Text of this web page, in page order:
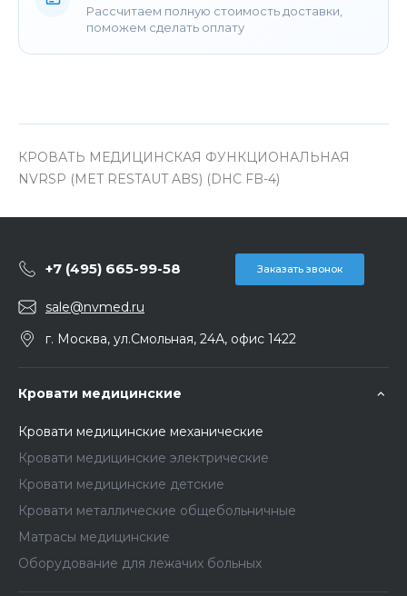
Рассчитаем полную стоимость доставки,
поможем сделать оплату
КРОВАТЬ МЕДИЦИНСКАЯ ФУНКЦИОНАЛЬНАЯ
NVRSP (MET RESTAUT ABS) (DHC FB-4)
+7 (495) 665-99-58 Заказать звонок
sale@nvmed.ru
г. Москва, ул.Смольная, 24А, офис 1422
Кровати медицинские
Кровати медицинские механические
Кровати медицинские электрические
Кровати медицинские детские
Кровати металлические общебольничные
Матрасы медицинские
Оборудование для лежачих больных